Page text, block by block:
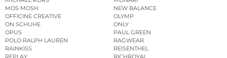
MOS MOSH
NEW BALANCE
OFFICINE CREATIVE
OLYMP
ON SCHUHE
ONLY
OPUS
PAUL GREEN
POLO RALPH LAUREN
RAGWEAR
RAINKISS
REISENTHEL
REPLAY
RICHROYAL